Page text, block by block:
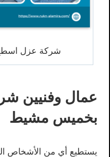
شركة عزل
عمال وفنيين
بخميس مشيط
يستطيع أي من الأشخاص